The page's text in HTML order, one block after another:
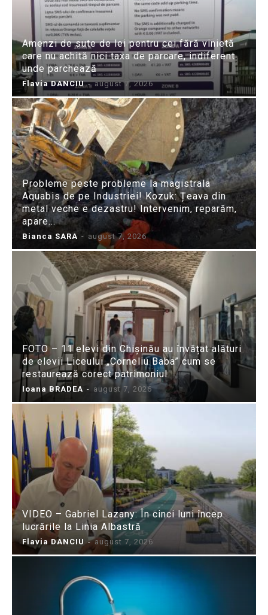
Amenzi de sute de lei pentru cei fără vinietă
care nu achită nici taxa de parcare, indiferent
unde parchează
Flavia DANCIU - august 7, 2026
Probleme peste probleme la magistrala
Aquabis de pe Industriei! Kozuk: Țeava din
metal veche e dezastru! Intervenim, reparăm,
apare...
Bianca SARA - august 7, 2026
FOTO – 11 elevi din Chișinău au învățat alături
de elevii Liceului „Corneliu Baba” cum se
restaurează corect patrimoniul
Ioana BRADEA - august 7, 2026
VIDEO – Gabriel Lazany: În cinci luni încep
lucrările la Linia Albastră
Flavia DANCIU - august 7, 2026